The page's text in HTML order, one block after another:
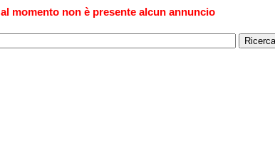
al momento non è presente alcun annuncio